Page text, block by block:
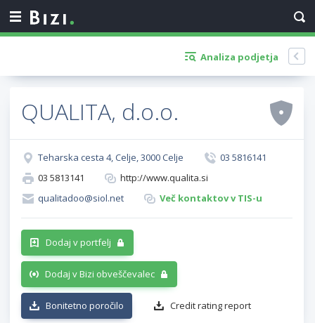
Analiza podjetja
QUALITA, d.o.o.
Teharska cesta 4, Celje, 3000 Celje
03 5816141
03 5813141
http://www.qualita.si
qualitadoo@siol.net
Več kontaktov v TIS-u
Dodaj v portfelj
Dodaj v Bizi obveščevalec
Bonitetno poročilo Credit rating report